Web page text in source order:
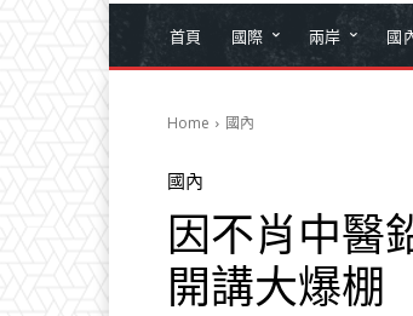
首頁 國際 兩岸 國
Home 國內
國內
因不肖中醫
開講大爆棚